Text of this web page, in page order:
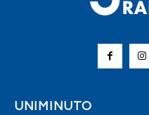
UNIMINUTO